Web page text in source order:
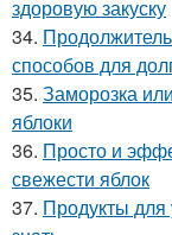
здоровую закуску
34.
способов для
35. Заморозка
яблоки
36. Просто и
свежести яблок
37. Продукты